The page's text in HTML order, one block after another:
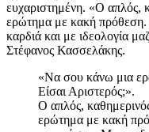
ευχαριστημένη. «Ο απλός,
ερώτημα με κακή πρόθεση.
καρδιά και με ιδεολογία
Στέφανος Κασσελάκης.
«Να σου κάνω μια
Είσαι Αριστερός;».
Ο απλός,
ερώτημα με κακή